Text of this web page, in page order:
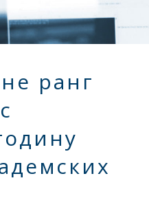
ранг